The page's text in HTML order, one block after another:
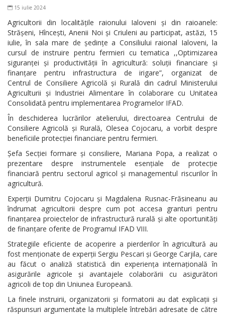
15 iulie 2024
Agricultorii din localitățile raionului Ialoveni și din raioanele:
Strășeni, Hîncești, Anenii Noi și Criuleni au participat, astăzi, 15
iulie, în sala mare de ședințe a Consiliului raional Ialoveni, la
cursul de instruire pentru fermieri cu tematica ,,Optimizarea
siguranței și productivității în agricultură: soluții financiare și
finanțare pentru infrastructura de irigare”, organizat de
Centrul de Consiliere Agricolă și Rurală din cadrul Ministerului
Agriculturii și Industriei Alimentare în colaborare cu Unitatea
Consolidată pentru implementarea Programelor IFAD.
În deschiderea lucrărilor atelierului, directoarea Centrului de
Consiliere Agricolă și Rurală, Olesea Cojocaru, a vorbit despre
beneficiile protecției financiare pentru fermieri.
Șefa Secției formare și consiliere, Mariana Popa, a realizat o
prezentare despre instrumentele esențiale de protecție
financiară pentru sectorul agricol și managementul riscurilor în
agricultură.
Experții Dumitru Cojocaru și Magdalena Rusnac-Frăsineanu au
îndrumat agricultorii despre cum pot accesa granturi pentru
finanțarea proiectelor de infrastructură rurală și alte oportunități
de finanțare oferite de Programul IFAD VIII.
Strategiile eficiente de acoperire a pierderilor în agricultură au
fost menționate de experții Sergiu Pescari și George Carjila, care
au făcut o analiză statistică din experiența internațională în
asigurările agricole și avantajele colaborării cu asigurători
agricoli de top din Uniunea Europeană.
La finele instruirii, organizatorii și formatorii au dat explicații și
răspunsuri argumentate la multiplele întrebări adresate de către